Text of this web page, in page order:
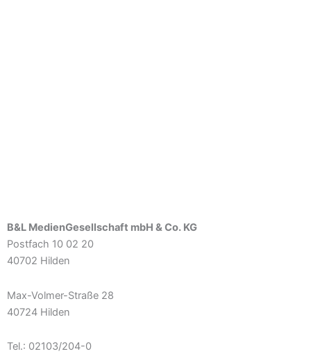
B&L MedienGesellschaft mbH & Co. KG
Postfach 10 02 20
40702 Hilden
Max-Volmer-Straße 28
40724 Hilden
Tel.: 02103/204-0